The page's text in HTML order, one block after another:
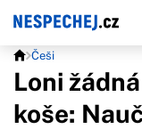
Češi
Loni
koše: